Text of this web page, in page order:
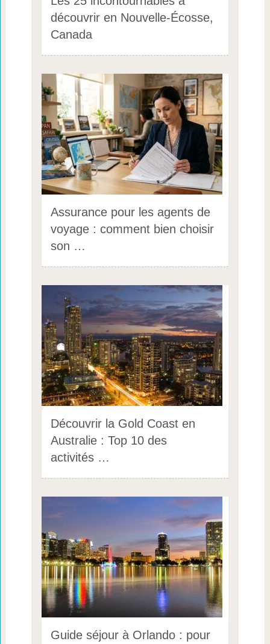
découvrir en Nouvelle-Écosse,
Canada
Assurance pour les agents de
voyage : comment bien choisir
son …
Découvrir la Gold Coast en
Australie : Top 10 des
activités …
Guide séjour à Orlando : pour